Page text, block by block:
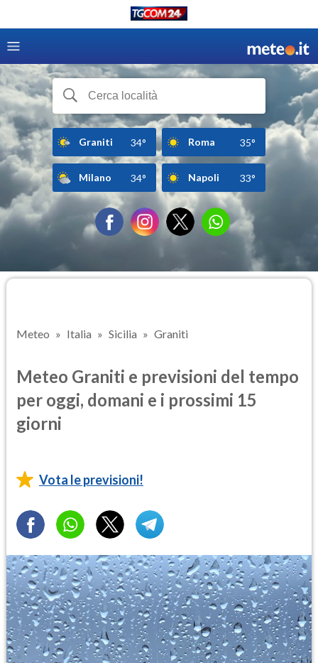
Graniti 34° Roma 35°
Milano 34° Napoli 33°
Meteo Italia Sicilia Graniti
Meteo Graniti e previsioni del tempo
per oggi, domani e i prossimi 15
giorni
Vota le previsioni!